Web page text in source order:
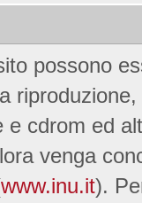
possono
cdrom ed
venga
www.inu.it).